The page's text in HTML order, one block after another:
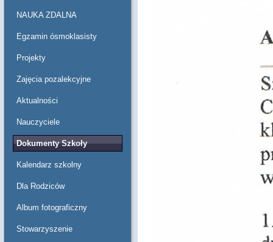
NAUKA ZDALNA
Egzamin ósmoklasisty
Projekty
Zajęcia pozalekcyjne
Aktualności
Nauczyciele
Dokumenty Szkoły
Kalendarz szkolny
Dla Rodziców
Album fotograficzny
Stowarzyszenie